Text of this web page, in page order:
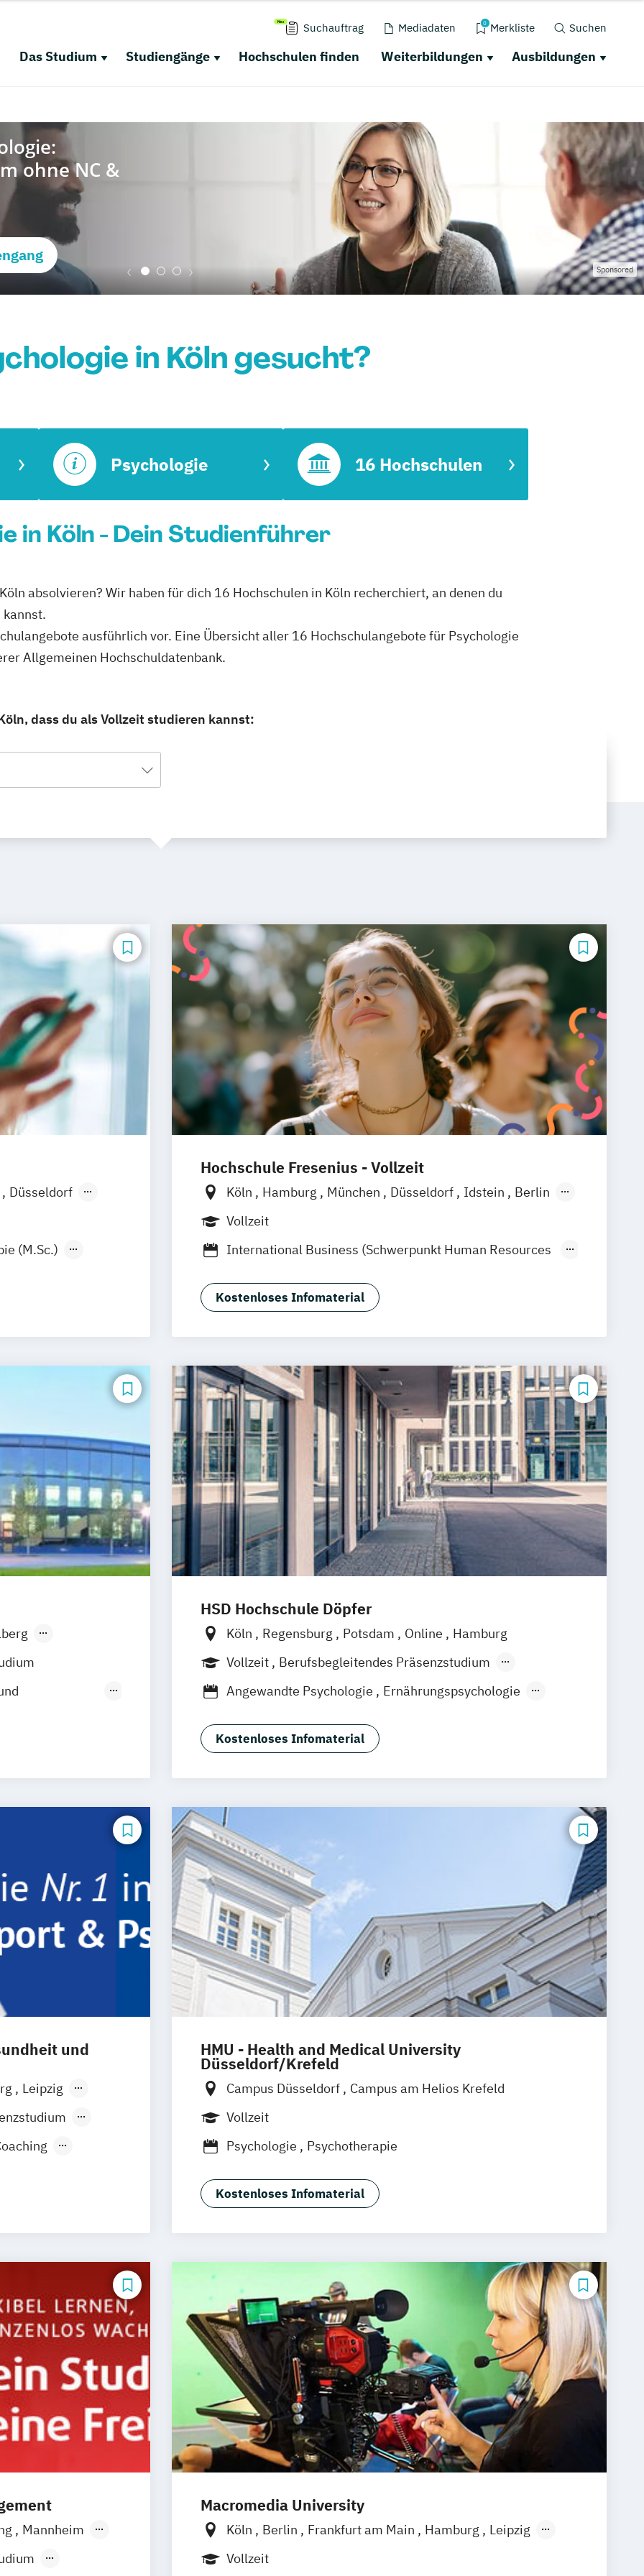
Suchauftrag Mediadaten 0 Merkliste Suchen
Das Studium Studiengänge Hochschulen finden Weiterbildungen Ausbildungen
Sponsored
in Köln gesucht?
Psychologie 16 Hochschulen
in Köln - Dein Studienführer
absolvieren? Wir haben für dich 16 Hochschulen in Köln recherchiert, an denen du
ausführlich vor. Eine Übersicht aller 16 Hochschulangebote für Psychologie
Allgemeinen Hochschuldatenbank.
dass du als Vollzeit studieren kannst:
Düsseldorf
(M.Sc.)
Hochschule Fresenius - Vollzeit
Köln Hamburg München Düsseldorf Idstein
Berlin
Frankfurt am Main
Vollzeit
International Business (Schwerpunkt Human Resources
Psychologie
Rechtspsychologie
Wirtschaftspsychologie
Kostenloses Infomaterial
München
HSD Hochschule Döpfer
Köln Regensburg Potsdam Online
Hamburg
Vollzeit
Berufsbegleitendes Präsenzstudium
Fernstudium
Fernlehrgang
Angewandte Psychologie
Ernährungspsychologie
Kostenloses Infomaterial
und
Leipzig
Innsbruck
HMU - Health and Medical University
Düsseldorf/Krefeld
Campus Düsseldorf
Campus am Helios Krefeld
Vollzeit
Psychologie
Psychotherapie
Kostenloses Infomaterial
Mannheim
Düsseldorf
Macromedia University
Köln Berlin Frankfurt am Main Hamburg
Leipzig
München
Vollzeit